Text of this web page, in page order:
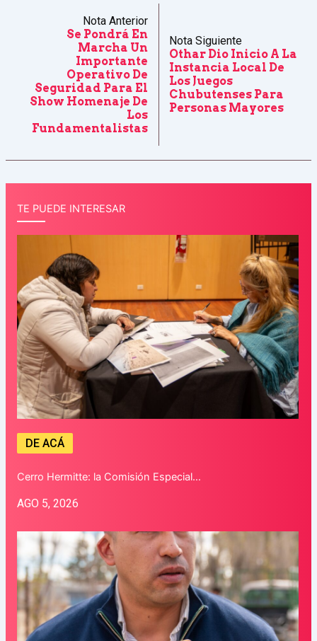
Nota Anterior
Se Pondrá En
Marcha Un
Importante
Operativo De
Seguridad Para El
Show Homenaje De
Los
Fundamentalistas
Nota Siguiente
Othar Dio Inicio A La
Instancia Local De
Los Juegos
Chubutenses Para
Personas Mayores
TE PUEDE INTERESAR
DE ACÁ
Cerro Hermitte: la Comisión Especial…
AGO 5, 2026